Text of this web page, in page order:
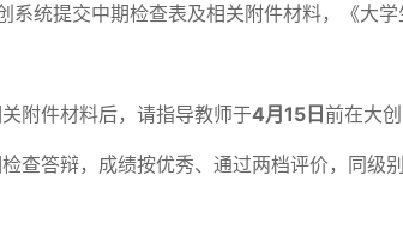
系统提交中期检查表及相关附件材料，《大
附件材料后，请指导教师于4月15日 前在大
查答辩，成绩按优秀、通过两档评价，同级